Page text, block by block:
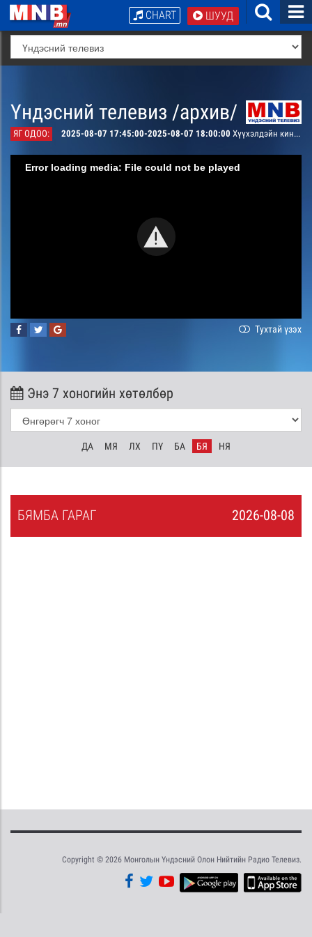
ШУУД
CHART
Үндэсний телевиз /архив/
ЯГ ОДОО: 2025-08-07 17:45:00-2025-08-07 18:00:00 Хүүхэлдэйн кино: Аврагч нохдын адал явдал 15-р анги
Error loading media: File could not be played
Тухтай үзэх
Энэ 7 хоногийн хөтөлбөр
ДА МЯ ЛХ ПҮ БА БЯ НЯ
2026-08-08
БЯМБА ГАРАГ
Copyright © 2026 Монголын Үндэсний Олон Нийтийн Радио Телевиз.